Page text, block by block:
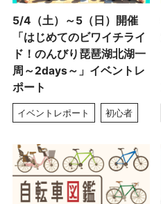
5/4（土）～5（日）開催
「はじめてのビワイチライ
ド！のんびり琵琶湖北湖一
周～2days～」イベントレ
ポート
イベントレポート 初心者